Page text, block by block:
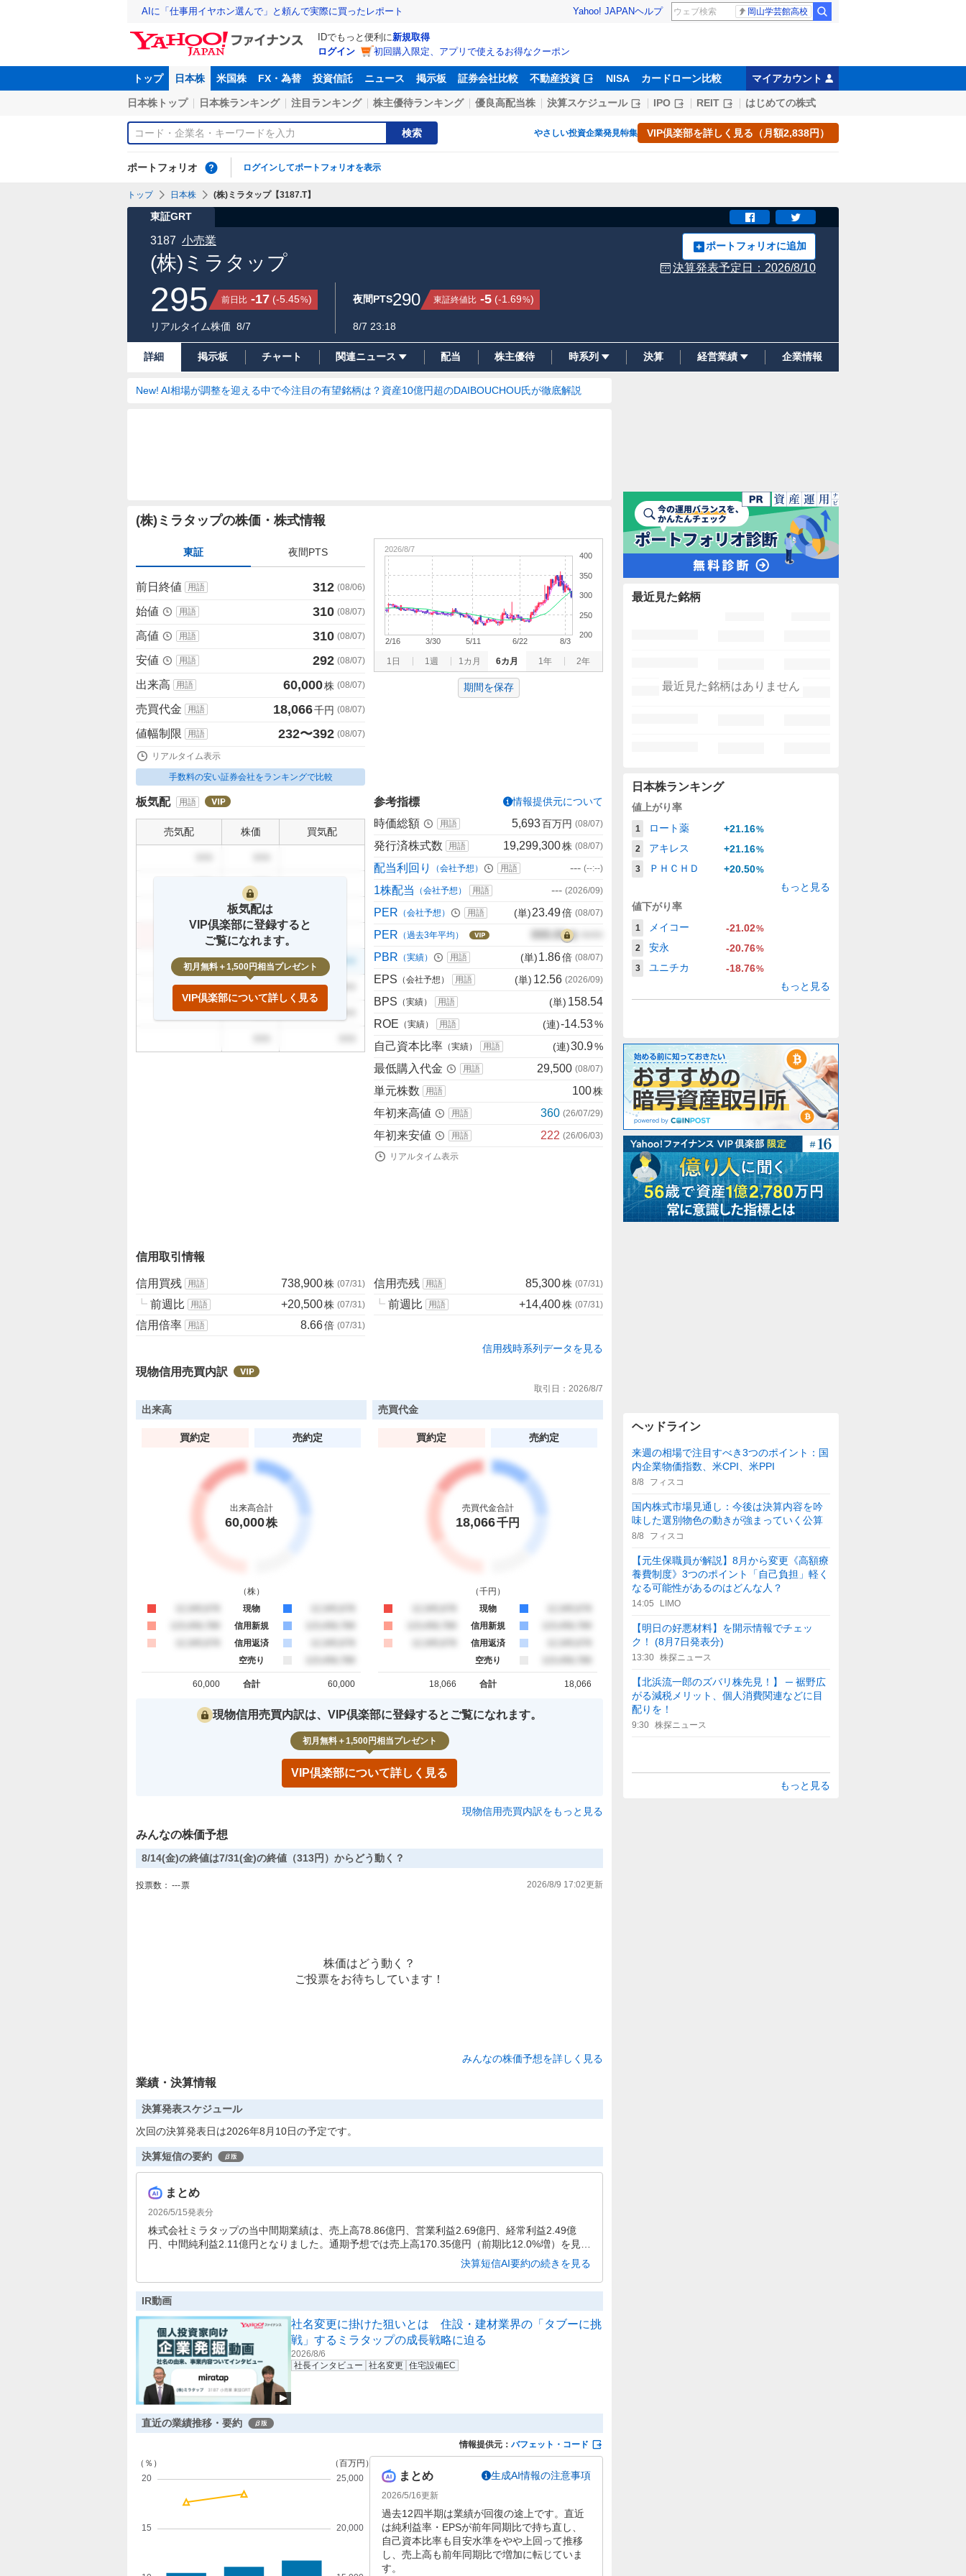
AIに「仕事用イヤホン選んで」と頼んで実際に買ったレポート Yahoo! JAPANヘルプ 岡山学芸館高校
IDでもっと便利に新規取得
ログイン
初回購入限定、アプリで使えるお得なクーポン
トップ 日本株 米国株 FX・為替 投資信託 ニュース 掲示板 証券会社比較 不動産投資 NISA カードローン比較 マイアカウント
日本株トップ 日本株ランキング 注目ランキング 株主優待ランキング 優良高配当株 決算スケジュール IPO REIT はじめての株式
検索 やさしい投資企業発見特集 VIP倶楽部を詳しく見る（月額2,838円）
ポートフォリオ ログインしてポートフォリオを表示
トップ 日本株 (株)ミラタップ【3187.T】
東証GRT
(株)ミラタップ
3187 小売業 ポートフォリオに追加
決算発表予定日： 2026/8/10
295 前日比 -17 (-5.45%)
リアルタイム株価 8/7
夜間PTS290 東証終値比 -5 (-1.69%)
8/7 23:18
詳細 掲示板 チャート 関連ニュース 配当 株主優待 時系列 決算 経営業績 企業情報
New! AI相場が調整を迎える中で今注目の有望銘柄は？資産10億円超のDAIBOUCHOU氏が徹底解説
(株)ミラタップの株価・株式情報
価
値
東証 夜間PTS
前日終値 用語 312 (08/06)
始値 用語 310 (08/07)
高値 用語 310 (08/07)
安値 用語 292 (08/07)
出来高 用語 60,000株 (08/07)
売買代金 用語 18,066千円 (08/07)
値幅制限 用語 232〜392 (08/07)
リアルタイム表示
手数料の安い証券会社をランキングで比較
1日 1週 1カ月 6カ月 1年 2年
200
250
300
350
400
2/16 3/30 5/11 6/22 8/3
2026/8/7
期間を保存
板気配 用語
売気配 株価 買気配
999
999 999
999
999
999
板気配は
VIP倶楽部に登録すると
ご覧になれます。
初月無料＋1,500円相当プレゼント
VIP倶楽部について詳しく見る
参考指標 情報提供元について
時価総額 用語 5,693百万円 (08/07)
発行済株式数 用語 19,299,300株 (08/07)
配当利回り （会社予想） 用語 --- (--:--)
1株配当 （会社予想） 用語 --- (2026/09)
PER （会社予想） 用語 (単)23.49倍 (08/07)
PER （過去3年平均） 000.00倍
PBR （実績） 用語 (単)1.86倍 (08/07)
EPS （会社予想） 用語 (単) 12.56 (2026/09)
BPS （実績） 用語 (単) 158.54
ROE （実績） 用語 (連)-14.53%
自己資本比率 （実績） 用語 (連)30.9%
最低購入代金 用語 29,500 (08/07)
単元株数 用語 100株
年初来高値 用語 360 (26/07/29)
年初来安値 用語 222 (26/06/03)
リアルタイム表示
信用取引情報
信用買残 用語 738,900株 (07/31 )
┗ 前週比 用語 +20,500株 (07/31 )
信用倍率 用語 8.66倍 (07/31 )
信用売残 用語 85,300株 (07/31 )
┗ 前週比 用語 +14,400株 (07/31 )
信用残時系列データを見る
現物信用売買内訳
取引日： 2026/8/7
出来高
買約定 売約定
出来高合計
60,000株
（株）
現物
信用新規
信用返済
空売り
合計
60,000 60,000
売買代金
買約定 売約定
売買代金合計
18,066千円
（千円 ）
現物
信用新規
信用返済
空売り
合計
18,066 18,066
現物信用売買内訳は、VIP倶楽部に登録するとご覧になれます。
初月無料＋1,500円相当プレゼント
VIP倶楽部について詳しく見る
現物信用売買内訳をもっと見る
みんなの株価予想
8/14(金)の終値は7/31(金)の終値（313円）からどう動く？
投票数： ---票 2026/8/9 17:02更新
株価はどう動く？
ご投票をお待ちしています！
みんなの株価予想を詳しく見る
業績・決算情報
決算発表スケジュール
次回の決算発表日は2026年8月10日の予定です。
決算短信の要約
まとめ
2026/5/15発表分
株式会社ミラタップの当中間期業績は、売上高78.86億円、営業利益2.69億円、経常利益2.49億
円、中間純利益2.11億円となりました。通期予想では売上高170.35億円（前期比12.0%増）を見込
んでいます。事業環境の変化に対応しつつ、収益性の改善に取り組んでいます。決算短信AI要約の続きを見る
IR動画
社名変更に掛けた狙いとは 住設・建材業界の「タブーに挑
戦」するミラタップの成長戦略に迫る
2026/8/6
社長インタビュー
社名変更 住宅設備EC
直近の業績推移・要約
情報提供元： バフェット・コード
まとめ 生成AI情報の注意事項
2026/5/16更新
過去12四半期は業績が回復の途上です。直近
は純利益率・EPSが前年同期比で持ち直し、
自己資本比率も目安水準をやや上回って推移
し、売上高も前年同期比で増加に転じていま
す。
最近見た銘柄
最近見た銘柄はありません
日本株ランキング
値上がり率
1 ロート薬 +21.16%
2
アキレス +21.16%
3
ＰＨＣＨＤ +20.50%
もっと見る
値下がり率
1 メイコー -21.02%
2
安永 -20.76%
3
ユニチカ -18.76%
もっと見る
ヘッドライン
来週の相場で注目すべき3つのポイント：国
内企業物価指数、米CPI、米PPI
8/8 フィスコ
国内株式市場見通し：今後は決算内容を吟
味した選別物色の動きが強まっていく公算
8/8 フィスコ
【元生保職員が解説】8月から変更《高額療
養費制度》3つのポイント「自己負担」軽く
なる可能性があるのはどんな人？
14:05 LIMO
【明日の好悪材料】を開示情報でチェッ
ク！ (8月7日発表分)
13:30 株探ニュース
【北浜流一郎のズバリ株先見！】 ─ 裾野広
がる減税メリット、個人消費関連などに目
配りを！
9:30 株探ニュース
もっと見る